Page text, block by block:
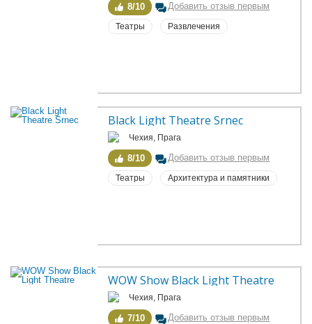
8/10 Добавить отзыв первым
Театры Развлечения
Black Light Theatre Srnec
Чехия, Прага
8/10 Добавить отзыв первым
Театры Архитектура и памятники
WOW Show Black Light Theatre
Чехия, Прага
7/10 Добавить отзыв первым